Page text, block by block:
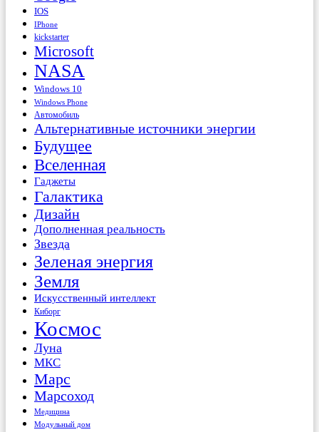
IOS
IPhone
kickstarter
Microsoft
NASA
Windows 10
Windows Phone
Автомобиль
Альтернативные источники энергии
Будущее
Вселенная
Гаджеты
Галактика
Дизайн
Дополненная реальность
Звезда
Зеленая энергия
Земля
Искусственный интеллект
Киборг
Космос
Луна
МКС
Марс
Марсоход
Медицина
Модульный дом